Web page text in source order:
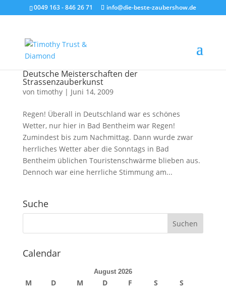
0049 163 - 846 26 71 info@die-beste-zaubershow.de
Deutsche Meisterschaften der
Strassenzauberkunst
von timothy| Juni 14, 2009
Regen! Überall in Deutschland war es schönes
Wetter, nur hier in Bad Bentheim war Regen!
Zumindest bis zum Nachmittag. Dann wurde zwar
herrliches Wetter aber die Sonntags in Bad
Bentheim üblichen Touristenschwärme blieben aus.
Dennoch war eine herrliche Stimmung am...
Suche
Calendar
August 2026
M D M D F S
S